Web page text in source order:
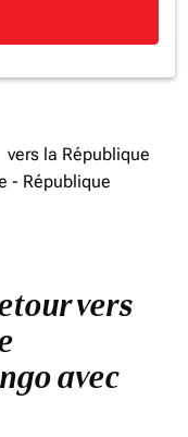
vers la République
- République
vers
avec